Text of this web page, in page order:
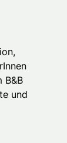
B&B
und